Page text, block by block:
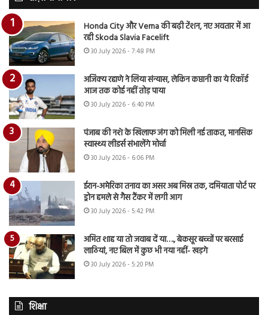
Honda City और Verna की बढ़ी टेंशन, नए अवतार में आ
रही Skoda Slavia Facelift
30 July 2026 - 7:48 PM
अजिंक्य रहाणे ने लिया संन्यास, लेकिन कप्तानी का ये रिकॉर्ड
आज तक कोई नहीं तोड़ पाया
30 July 2026 - 6:40 PM
पंजाब की नशे के खिलाफ जंग को मिली नई ताकत, मानसिक
स्वास्थ्य लीडर्स संभालेंगे मोर्चा
30 July 2026 - 6:06 PM
ईरान-अमेरिका तनाव का असर अब मिस्र तक, दमियाता पोर्ट पर
ड्रोन हमले से गैस टैंकर में लगी आग
30 July 2026 - 5:42 PM
अमित शाह या तो जवाब दें या…., बेकसूर बच्चों पर बरसाई
लाठियां, नए बिल में कुछ भी नया नहीं- खड़गे
30 July 2026 - 5:20 PM
शिक्षा